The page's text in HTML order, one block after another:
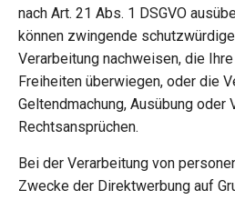
nach Art. 21 Abs. 1 DSGVO
können zwingende
Verarbeitung nachweisen, die
Freiheiten überwiegen, oder die
Geltendmachung, Ausübung oder
Rechtsansprüchen.
Bei der Verarbeitung von
Zwecke der Direktwerbung auf